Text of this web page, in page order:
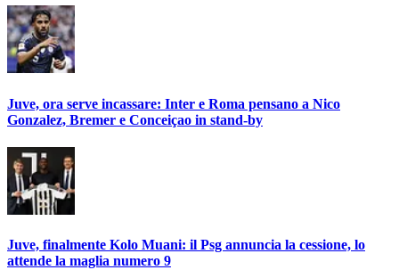
Juve, ora serve incassare: Inter e Roma pensano a Nico
Gonzalez, Bremer e Conceiçao in stand-by
Juve, finalmente Kolo Muani: il Psg annuncia la cessione, lo
attende la maglia numero 9